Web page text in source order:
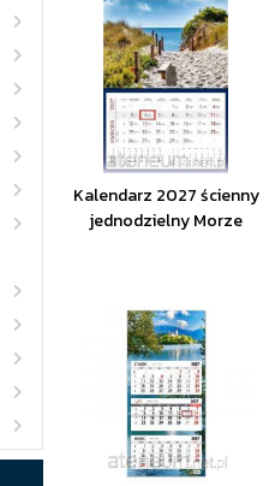
Kalendarz 2027 ścienny
jednodzielny Morze